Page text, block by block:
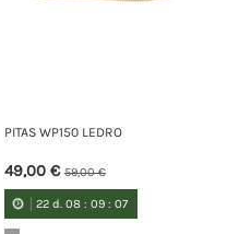
PITAS WP150 LEDRO
49,00 €59,00 €
22 d. 08 :09 :07